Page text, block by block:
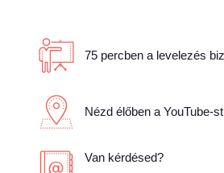
75 percben a levelezés
Nézd élőben a YouTube-
Van kérdésed?